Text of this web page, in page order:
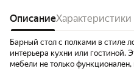
ОписаниеХарактеристики
Барный стол с полками в стиле
интерьера кухни или гостиной.
мебели не только